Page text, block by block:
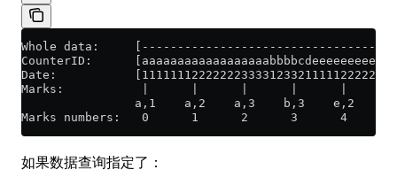
Whole data:
CounterID:
Date:
Marks:           |      |      |      |      |
a,1    a,2    a,3    b,3    e,2
Marks numbers:   0      1      2      3      4
如果数据查询指定了：